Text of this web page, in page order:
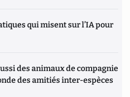
qui misent sur l’IA pour
des animaux de compagnie
des amitiés inter-espèces